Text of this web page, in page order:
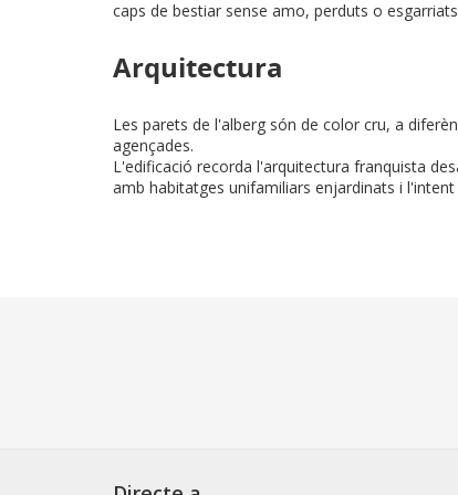
caps de bestiar sense amo, perduts o
Arquitectura
Les parets de l'alberg són de color cru, a
agençades.
L'edificació recorda l'arquitectura franquista
amb habitatges unifamiliars enjardinats i